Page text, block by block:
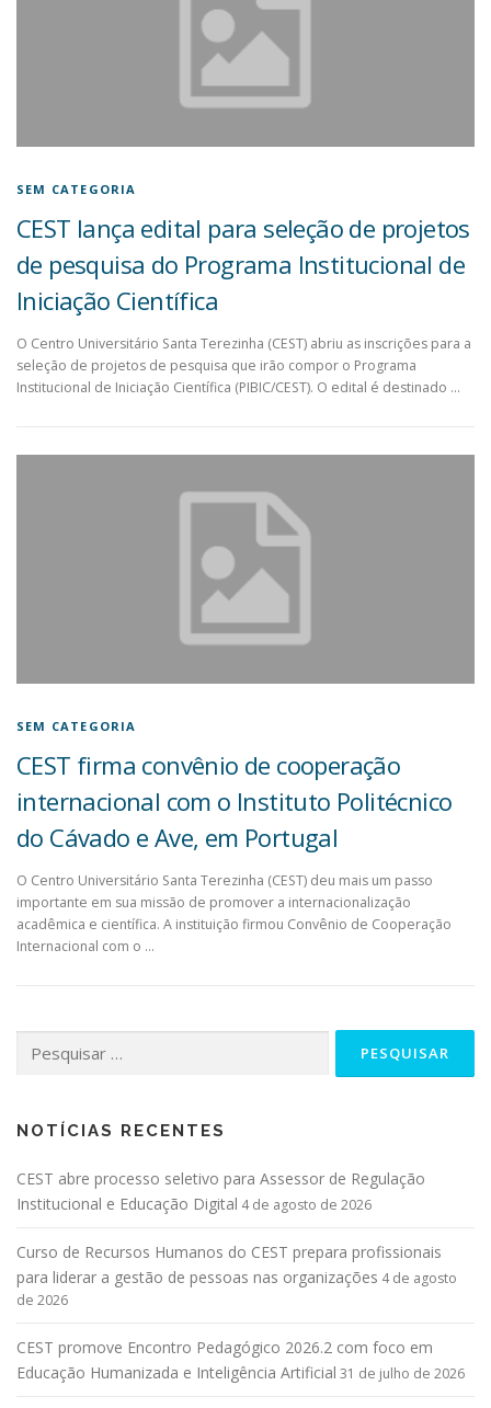
SEM CATEGORIA
CEST lança edital para seleção de projetos
de pesquisa do Programa Institucional de
Iniciação Científica
O Centro Universitário Santa Terezinha (CEST) abriu as inscrições para a
seleção de projetos de pesquisa que irão compor o Programa
Institucional de Iniciação Científica (PIBIC/CEST). O edital é destinado …
SEM CATEGORIA
CEST firma convênio de cooperação
internacional com o Instituto Politécnico
do Cávado e Ave, em Portugal
O Centro Universitário Santa Terezinha (CEST) deu mais um passo
importante em sua missão de promover a internacionalização
acadêmica e científica. A instituição firmou Convênio de Cooperação
Internacional com o …
NOTÍCIAS RECENTES
CEST abre processo seletivo para Assessor de Regulação
Institucional e Educação Digital 4 de agosto de 2026
Curso de Recursos Humanos do CEST prepara profissionais
para liderar a gestão de pessoas nas organizações 4 de agosto
de 2026
CEST promove Encontro Pedagógico 2026.2 com foco em
Educação Humanizada e Inteligência Artificial 31 de julho de 2026